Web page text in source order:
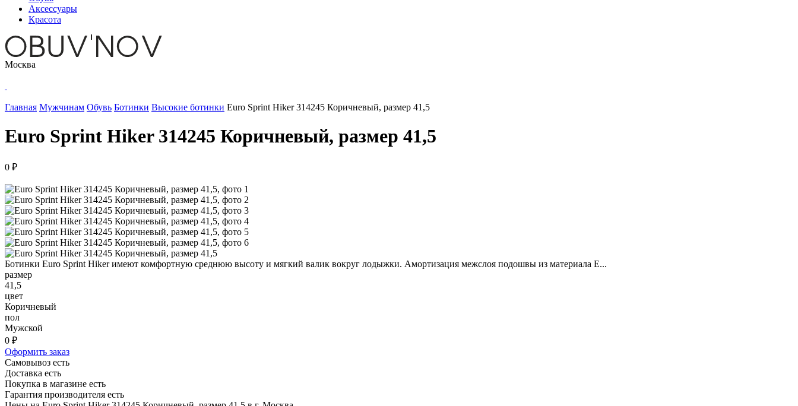
Аксессуары
Красота
Москва
Главная Мужчинам Обувь Ботинки Высокие ботинки Euro Sprint Hiker 314245 Коричневый, размер 41,5
Euro Sprint Hiker 314245 Коричневый, размер 41,5
0 ₽
Ботинки Euro Sprint Hiker имеют комфортную среднюю высоту и мягкий валик вокруг лодыжки. Амортизация межслоя подошвы из материала E...
размер
41,5
цвет
Коричневый
пол
Мужской
0 ₽
Оформить заказ
Самовывоз есть
Доставка есть
Покупка в магазине есть
Гарантия производителя есть